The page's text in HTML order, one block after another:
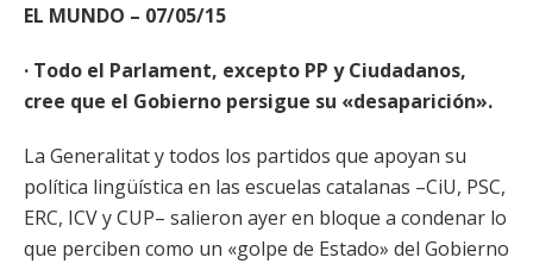
EL MUNDO – 07/05/15
· Todo el Parlament, excepto PP y Ciudadanos,
cree que el Gobierno persigue su «desaparición».
La Generalitat y todos los partidos que apoyan su
política lingüística en las escuelas catalanas –CiU, PSC,
ERC, ICV y CUP– salieron ayer en bloque a condenar lo
que perciben como un «golpe de Estado» del Gobierno